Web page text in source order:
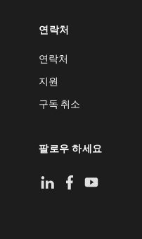
연락처
연락처
지원
구독 취소
팔로우 하세요